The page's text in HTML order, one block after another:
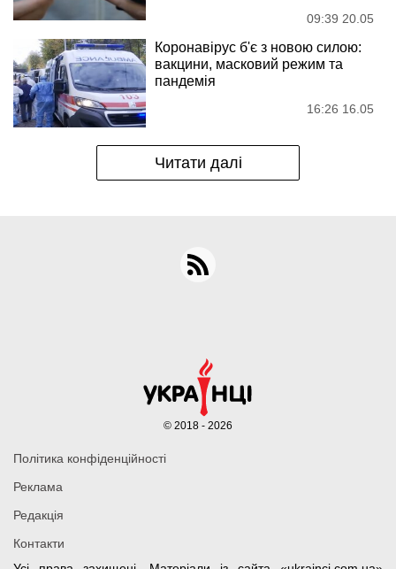
09:39 20.05
Коронавірус б'є з новою силою:
вакцини, масковий режим та
пандемія
16:26 16.05
Читати далі
Політика конфіденційності
Реклама
Редакція
Контакти
© 2018 - 2026